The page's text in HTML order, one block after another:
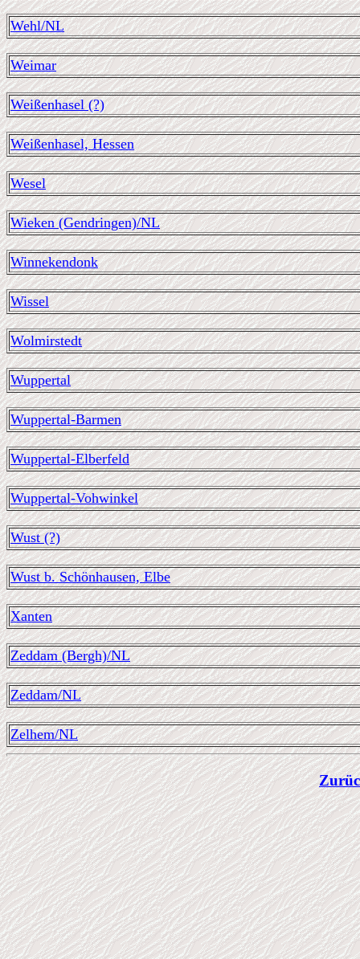
Wehl/NL
Weimar
Weißenhasel (?)
Weißenhasel, Hessen
Wesel
Wieken (Gendringen)/NL
Winnekendonk
Wissel
Wolmirstedt
Wuppertal
Wuppertal-Barmen
Wuppertal-Elberfeld
Wuppertal-Vohwinkel
Wust (?)
Wust b. Schönhausen, Elbe
Xanten
Zeddam (Bergh)/NL
Zeddam/NL
Zelhem/NL